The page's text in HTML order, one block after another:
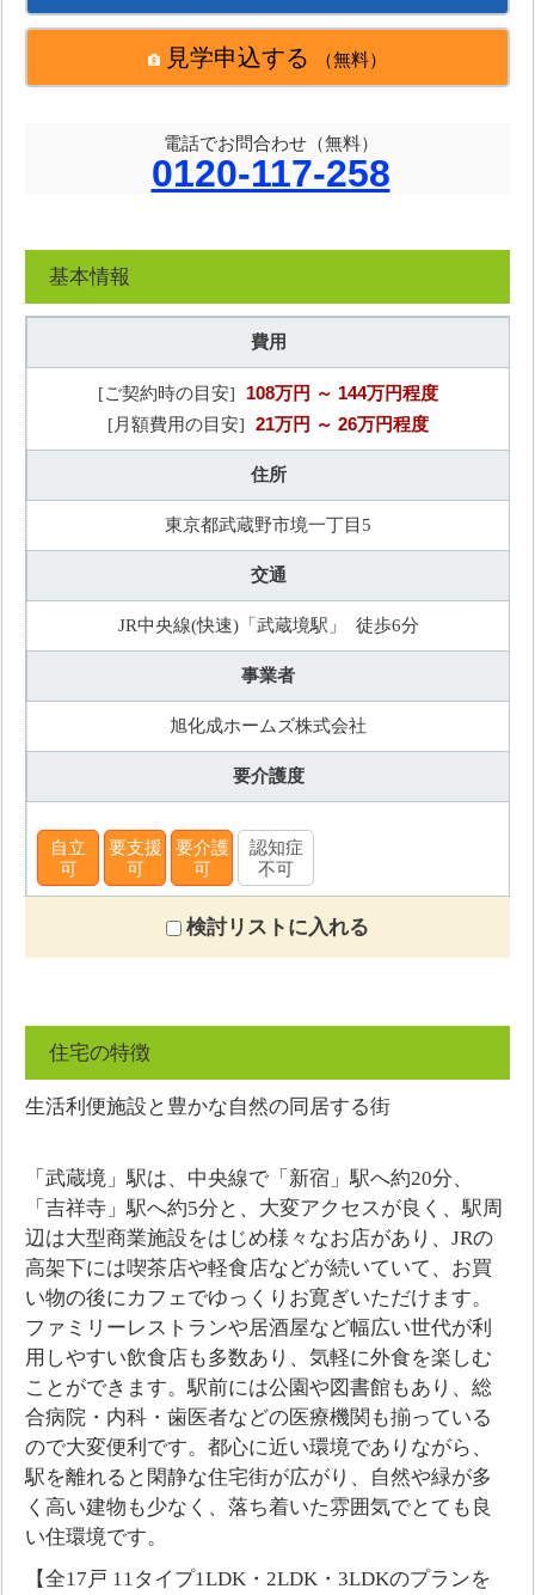
見学申込する （無料）
電話でお問合わせ（無料）
0120-117-258
基本情報
費用
[ご契約時の目安] 108万円 ～ 144万円程度
[月額費用の目安] 21万円 ～ 26万円程度
住所
東京都武蔵野市境一丁目5
交通
JR中央線(快速)「武蔵境駅」 徒歩6分
事業者
旭化成ホームズ株式会社
要介護度
自立
可
要支援
可
要介護
可
認知症
不可
検討リストに入れる
住宅の特徴
生活利便施設と豊かな自然の同居する街
「武蔵境」駅は、中央線で「新宿」駅へ約20分、
「吉祥寺」駅へ約5分と、大変アクセスが良く、駅周
辺は大型商業施設をはじめ様々なお店があり、JRの
高架下には喫茶店や軽食店などが続いていて、お買
い物の後にカフェでゆっくりお寛ぎいただけます。
ファミリーレストランや居酒屋など幅広い世代が利
用しやすい飲食店も多数あり、気軽に外食を楽しむ
ことができます。駅前には公園や図書館もあり、総
合病院・内科・歯医者などの医療機関も揃っている
ので大変便利です。都心に近い環境でありながら、
駅を離れると閑静な住宅街が広がり、自然や緑が多
く高い建物も少なく、落ち着いた雰囲気でとても良
い住環境です。
【全17戸 11タイプ1LDK・2LDK・3LDKのプランを